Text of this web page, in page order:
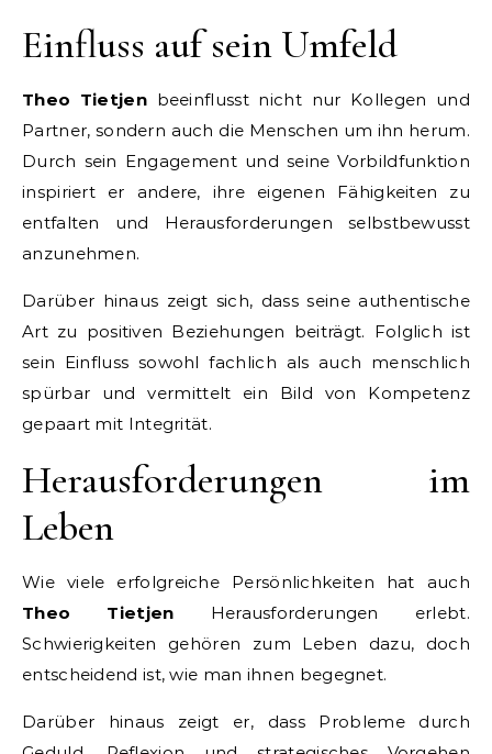
Einfluss auf sein Umfeld
Theo Tietjenbeeinflusst nicht nur Kollegen und
Partner, sondern auch die Menschen um ihn herum.
Durch sein Engagement und seine Vorbildfunktion
inspiriert er andere, ihre eigenen Fähigkeiten zu
entfalten und Herausforderungen selbstbewusst
anzunehmen.
Darüber hinaus zeigt sich, dass seine authentische
Art zu positiven Beziehungen beiträgt. Folglich ist
sein Einfluss sowohl fachlich als auch menschlich
spürbar und vermittelt ein Bild von Kompetenz
gepaart mit Integrität.
Herausforderungen im
Leben
Wie viele erfolgreiche Persönlichkeiten hat auch
Theo Tietjen Herausforderungen erlebt.
Schwierigkeiten gehören zum Leben dazu, doch
entscheidend ist, wie man ihnen begegnet.
Darüber hinaus zeigt er, dass Probleme durch